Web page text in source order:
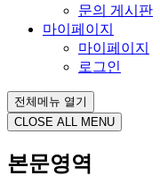
문의 게시판
마이페이지
마이페이지
로그인
전체메뉴 열기
CLOSE ALL MENU
본문영역